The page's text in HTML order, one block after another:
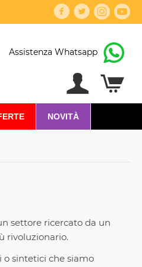
Assistenza Whatsapp
NOVITÀ
settore ricercato da un
rivoluzionario.
o sintetici che siamo